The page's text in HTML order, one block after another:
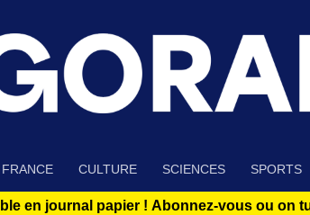
FRANCE CULTURE SCIENCES SPORTS
en journal papier ! Abonnez-vous ou on